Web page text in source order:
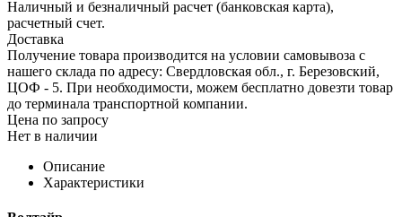
Наличный и безналичный расчет (банковская карта),
расчетный счет.
Доставка
Получение товара производится на условии самовывоза с
нашего склада по адресу: Свердловская обл., г. Березовский,
ЦОФ - 5. При необходимости, можем бесплатно довезти товар
до терминала транспортной компании.
Цена по запросу
Нет в наличии
Описание
Характеристики